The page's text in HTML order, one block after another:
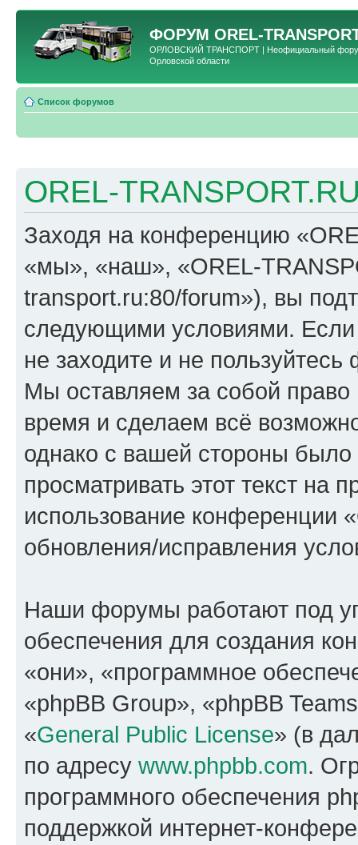
ФОРУМ OREL-
ОРЛОВСКИЙ ТРАНСПОРТ | Неофициальный форум
Орловской области
Список форумов
OREL-
Заходя на конференцию
«мы», «наш», «OREL-
transport.ru:80/forum»), вы
следующими условиями.
не заходите и не
Мы оставляем за собой
время и сделаем всё
однако с вашей стороны
просматривать этот текст на
использование конференции
обновления/исправления
Наши форумы работают под
обеспечения для создания
«они», «программное
«phpBB Group», «phpBB
«General Public License» (в
по адресу www.phpbb.com.
программного обеспечения
поддержкой интернет-